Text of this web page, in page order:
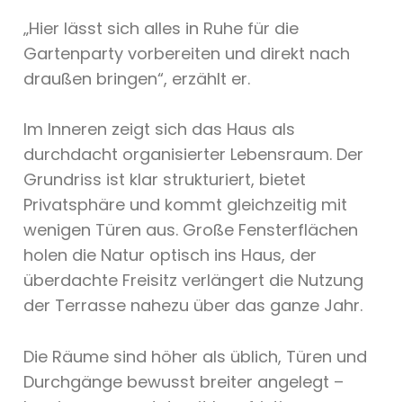
„Hier lässt sich alles in Ruhe für die
Gartenparty vorbereiten und direkt nach
draußen bringen“, erzählt er.
Im Inneren zeigt sich das Haus als
durchdacht organisierter Lebensraum. Der
Grundriss ist klar strukturiert, bietet
Privatsphäre und kommt gleichzeitig mit
wenigen Türen aus. Große Fensterflächen
holen die Natur optisch ins Haus, der
überdachte Freisitz verlängert die Nutzung
der Terrasse nahezu über das ganze Jahr.
Die Räume sind höher als üblich, Türen und
Durchgänge bewusst breiter angelegt –